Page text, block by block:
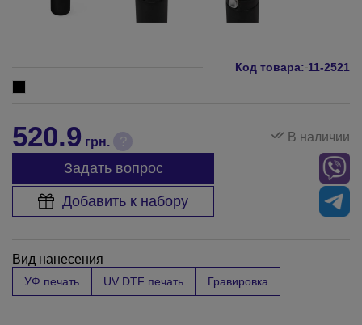
Код товара: 11-2521
520.9 грн. ? В наличии
Задать вопрос
Добавить к набору
Вид нанесения
УФ печать UV DTF печать Гравировка